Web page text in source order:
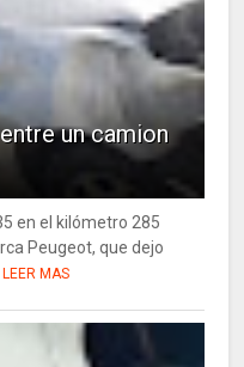
un camion
en el kilómetro 285
Peugeot, que dejo
LEER MAS